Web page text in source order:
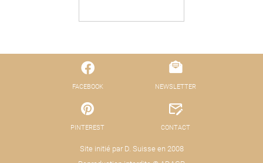
FACEBOOK
PINTEREST
Site initié par D. Suisse en 2008
NEWSLETTER
CONTACT